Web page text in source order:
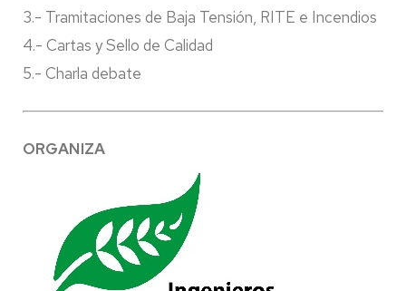
3.- Tramitaciones de Baja Tensión, RITE e Incendios
4.- Cartas y Sello de Calidad
5.- Charla debate
ORGANIZA